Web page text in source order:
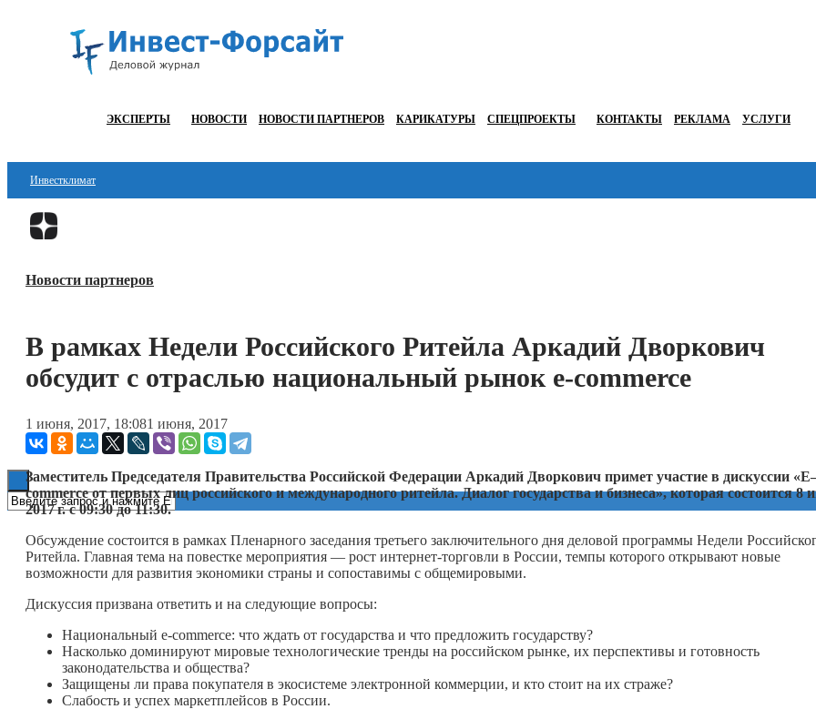
ЭКСПЕРТЫ НОВОСТИ НОВОСТИ ПАРТНЕРОВ КАРИКАТУРЫ СПЕЦПРОЕКТЫ КОНТАКТЫ РЕКЛАМА УСЛУГИ
Инвестклимат
Финансы
Блокчейн
Технологии
Книги
Новости партнеров
В рамках Недели Российского Ритейла Аркадий Дворкович
обсудит с отраслью национальный рынок e-commerce
1 июня, 2017, 18:081 июня, 2017
Заместитель Председателя Правительства Российской Федерации Аркадий Дворкович примет участие в дискуссии «E
commerce от первых лиц российского и международного ритейла. Диалог государства и бизнеса», которая состоится 8
2017 г.с 09:30 до 11:30.
Обсуждение состоится в рамках Пленарного заседания третьего заключительного дня деловой программы Недели
Ритейла. Главная тема на повестке мероприятия — рост интернет-торговли в России, темпы которого открывают новые
возможности для развития экономики страны и сопоставимы с общемировыми.
Дискуссия призвана ответить и на следующие вопросы:
Национальный e-commerce: что ждать от государства и что предложить государству?
Насколько доминируют мировые технологические тренды на российском рынке, их перспективы и готовность
законодательства и общества?
Защищены ли права покупателя в экосистеме электронной коммерции, и кто стоит на их страже?
Слабость и успех маркетплейсов в России.